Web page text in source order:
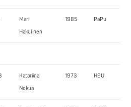
Mari
Hakulinen
1985 PaPu
Katariina
Nokua
1973 HSU